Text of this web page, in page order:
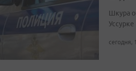
Шкура
Уссурке
сегодня,